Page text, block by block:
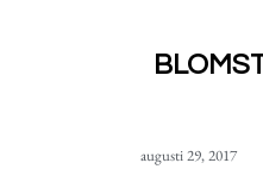
augusti 29, 2017